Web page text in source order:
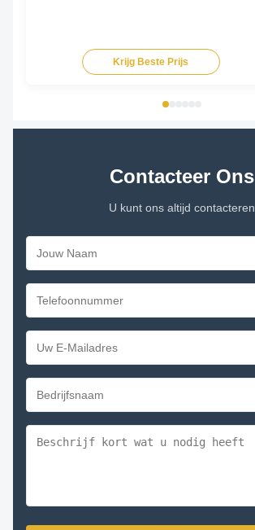
Krijg Beste Prijs
Contacteer Ons
U kunt ons altijd contacteren